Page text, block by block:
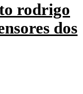
rodrigo
dos